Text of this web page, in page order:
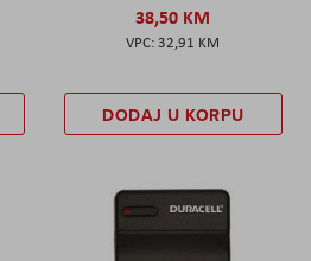
38,50 KM
32,91 KM
DODAJ U KORPU